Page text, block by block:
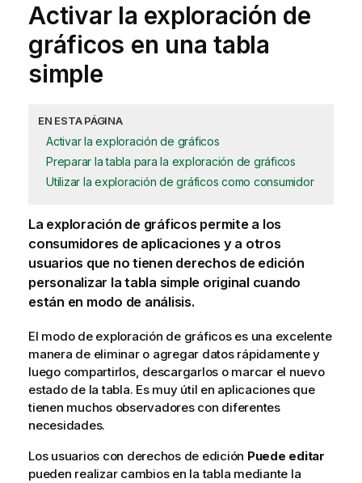
Activar la exploración de
gráficos en una tabla
simple
EN ESTA PÁGINA
Activar la exploración de gráficos
Preparar la tabla para la exploración de gráficos
Utilizar la exploración de gráficos como consumidor
La exploración de gráficos permite a los
consumidores de aplicaciones y a otros
usuarios que no tienen derechos de edición
personalizar la tabla simple original cuando
están en modo de análisis.
El modo de exploración de gráficos es una excelente
manera de eliminar o agregar datos rápidamente y
luego compartirlos, descargarlos o marcar el nuevo
estado de la tabla. Es muy útil en aplicaciones que
tienen muchos observadores con diferentes
necesidades.
Los usuarios con derechos de edición Puede editar
pueden realizar cambios en la tabla mediante la